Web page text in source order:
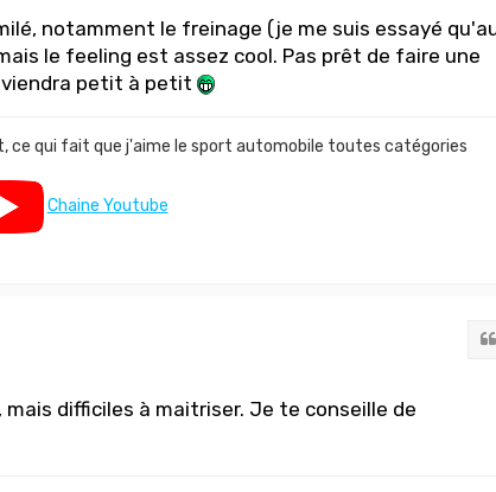
notamment le freinage (je me suis essayé
le feeling est assez cool. Pas prêt de faire une
viendra petit à petit
ce qui fait que j'aime le sport automobile toutes catégories
Chaine Youtube
mais difficiles à maitriser. Je te conseille de